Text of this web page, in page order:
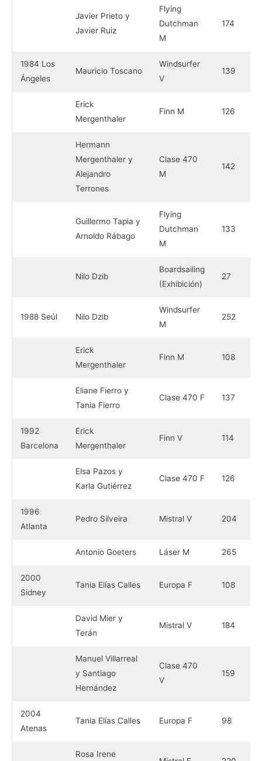
Javier Prieto y
Javier Ruiz
Flying
Dutchman
M
174
1984 Los
Ángeles
Mauricio Toscano
Windsurfer
V
139
Erick
Mergenthaler
Finn M 126
Hermann
Mergenthaler y
Alejandro
Terrones
Clase 470
M
142
Guillermo Tapia y
Arnoldo Rábago
Flying
Dutchman
M
133
Nilo Dzib
Boardsailing
(Exhibición)
27
1988 Seúl Nilo Dzib
Windsurfer
M
252
Erick
Mergenthaler
Finn M 108
Eliane Fierro y
Tania Fierro
Clase 470 F 137
1992
Barcelona
Erick
Mergenthaler
Finn V 114
Elsa Pazos y
Karla Gutiérrez
Clase 470 F 126
1996
Atlanta
Pedro Silveira Mistral V 204
Antonio Goeters Láser M 265
2000
Sidney
Tania Elías Calles Europa F 108
David Mier y
Terán
Mistral V 184
Manuel Villarreal
y Santiago
Hernández
Clase 470
V
159
2004
Atenas
Tania Elías Calles Europa F 98
Rosa Irene